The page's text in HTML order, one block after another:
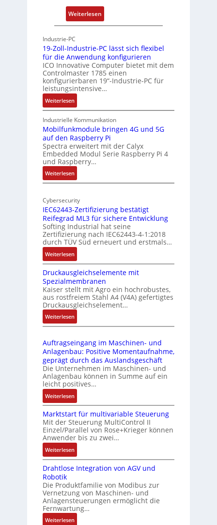
u
n
g
t
-
A
c
h
i
t
e
r
Weiterlesen:
P
s
i
c
a
I
a
n
d
E
g
e
Industrie-PC
19-Zoll-Industrie-PC lässt sich flexibel
für die Anwendung konfigurieren
ICO Innovative Computer bietet mit dem
Controlmaster 1785 einen
konfigurierbaren 19“-Industrie-PC für
leistungsintensive…
Weiterlesen:
1
9
-
Z
o
l
l
-
I
d
u
t
r
i
e
-
P
C
l
ä
s
s
s
c
h
f
l
e
x
i
b
e
l
f
ü
r
i
e
A
n
w
Industrielle Kommunikation
Mobilfunkmodule bringen 4G und 5G
auf den Raspberry Pi
Spectra erweitert mit der Calyx
Embedded Modul Serie Raspberry Pi 4
und Raspberry…
Weiterlesen:
M
b
i
f
u
n
k
m
o
d
u
l
e
b
r
i
n
e
n
4
G
u
n
d
5
G
a
u
f
e
n
R
a
s
Cybersecurity
IEC62443-Zertifizierung bestätigt
Reifegrad ML3 für sichere Entwicklung
Softing Industrial hat seine
Zertifizierung nach IEC62443-4-1:2018
durch TÜV Süd erneuert und erstmals…
Weiterlesen:
I
E
C
6
2
4
4
3
Z
e
r
t
i
e
r
n
g
e
s
t
ä
t
Druckausgleichselemente mit
Spezialmembranen
Kaiser stellt mit Agro ein hochrobustes,
aus rostfreiem Stahl A4 (V4A) gefertigtes
Druckausgleichselement…
Weiterlesen:
D
u
c
k
a
u
s
g
l
e
i
c
h
s
e
m
e
n
t
Auftragseingang im Maschinen- und
Anlagenbau: Positive Momentaufnahme,
geprägt durch das Auslandsgeschäft
Die Unternehmen im Maschinen- und
Anlagenbau können in Summe auf ein
leicht positives…
Weiterlesen:
A
u
f
t
r
a
g
s
i
n
g
a
Marktstart für multivariable Steuerung
Mit der Steuerung MultiControl II
Einzel/Parallel von Rose+Krieger können
Anwender bis zu zwei…
Weiterlesen:
M
a
k
t
s
t
a
Drahtlose Integration von AGV und
Robotik
Die Produktfamilie von Modibus zur
Vernetzung von Maschinen- und
Anlagensteuerungen ermöglicht die
Fernwartung…
Weiterlesen: